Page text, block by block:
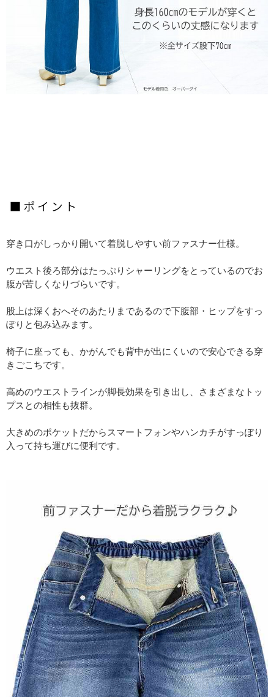
穿き口がしっかり開いて着脱しやすい前ファスナー仕様。
ウエスト後ろ部分はたっぷりシャーリングをとっているのでお
腹が苦しくなりづらいです。
股上は深くおへそのあたりまであるので下腹部・ヒップをすっ
ぽりと包み込みます。
椅子に座っても、かがんでも背中が出にくいので安心できる穿
きごこちです。
高めのウエストラインが脚長効果を引き出し、さまざまなトッ
プスとの相性も抜群。
大きめのポケットだからスマートフォンやハンカチがすっぽり
入って持ち運びに便利です。